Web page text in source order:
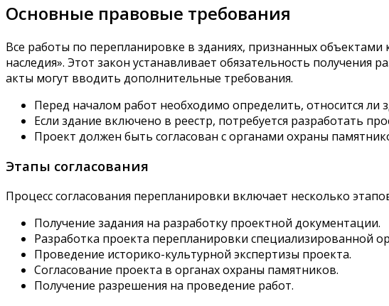
Основные правовые требования
Все работы по перепланировке в зданиях, признанных
наследия». Этот закон устанавливает обязательность
акты могут вводить дополнительные требования.
Перед началом работ необходимо определить, относится ли
Если здание включено в реестр, потребуется разработать
Проект должен быть согласован с органами охраны
Этапы согласования
Процесс согласования перепланировки включает несколько
Получение задания на разработку проектной документации.
Разработка проекта перепланировки специализированной
Проведение историко-культурной экспертизы проекта.
Согласование проекта в органах охраны памятников.
Получение разрешения на проведение работ.